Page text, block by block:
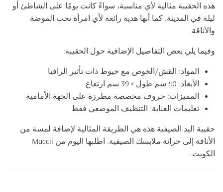
هذه الحقيبة مثالية لأي مناسبة، سواءً كانت يومًا على الشاطئ أو
ليلة في المدينة. كما أنها هدية رائعة لأي امرأة تحب الموضة
والأناقة.
وفيما يلي بعض التفاصيل الإضافية حول الحقيبة:
المواد: القش/الخوص مع خيوط ذات تأثير الرافيا
الأبعاد: 40 سم طول × 39 سم ارتفاع
المميزات: حروف مخصصة مطرزة على الجهة الأمامية
تعليمات العناية: التنظيف الموضعي فقط
حقيبة اليد الصيفية هذه هي الطريقة المثالية لإضافة لمسة من
الأناقة إلى خزانة ملابسك الصيفية. اطلبها اليوم من Muccii
الكويت.